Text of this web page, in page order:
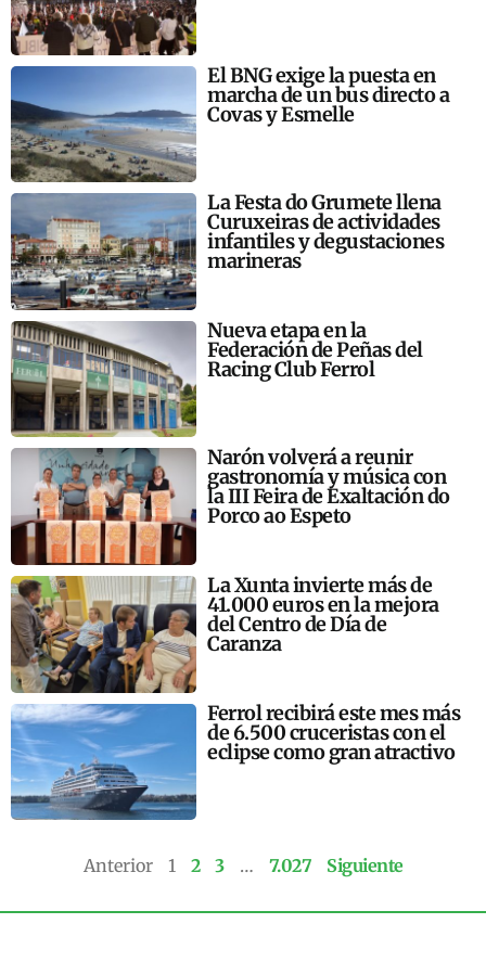
El BNG exige la puesta en
marcha de un bus directo a
Covas y Esmelle
La Festa do Grumete llena
Curuxeiras de actividades
infantiles y degustaciones
marineras
Nueva etapa en la
Federación de Peñas del
Racing Club Ferrol
Narón volverá a reunir
gastronomía y música con
la III Feira de Exaltación do
Porco ao Espeto
La Xunta invierte más de
41.000 euros en la mejora
del Centro de Día de
Caranza
Ferrol recibirá este mes más
de 6.500 cruceristas con el
eclipse como gran atractivo
Anterior 1 2 3 … 7.027 Siguiente